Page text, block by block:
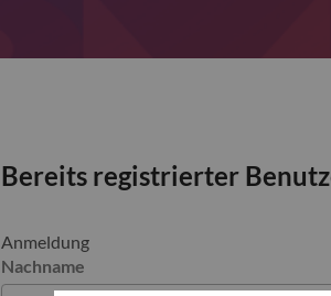
Bereits registrierter
Anmeldung
Nachname